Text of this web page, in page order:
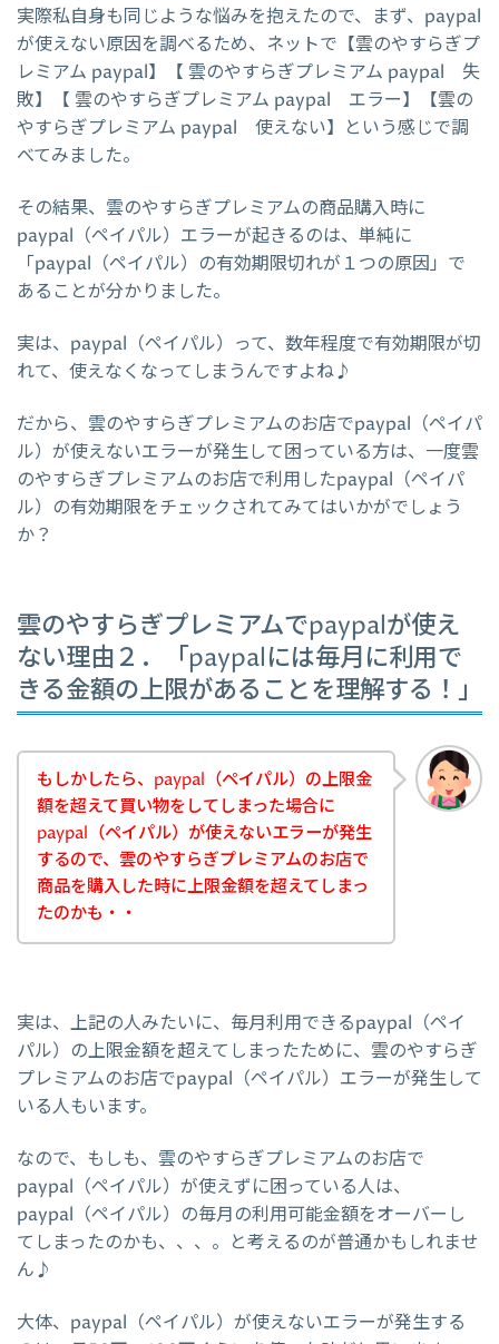
実際私自身も同じような悩みを抱えたので、まず、paypal
が使えない原因を調べるため、ネットで【雲のやすらぎプ
レミアム paypal】【 雲のやすらぎプレミアム paypal 失
敗】【 雲のやすらぎプレミアム paypal エラー】【雲の
やすらぎプレミアム paypal 使えない】という感じで調
べてみました。
その結果、雲のやすらぎプレミアムの商品購入時に
paypal（ペイパル）エラーが起きるのは、単純に
「paypal（ペイパル）の有効期限切れが１つの原因」で
あることが分かりました。
実は、paypal（ペイパル）って、数年程度で有効期限が切
れて、使えなくなってしまうんですよね♪
だから、雲のやすらぎプレミアムのお店でpaypal（ペイパ
ル）が使えないエラーが発生して困っている方は、一度雲
のやすらぎプレミアムのお店で利用したpaypal（ペイパ
ル）の有効期限をチェックされてみてはいかがでしょう
か？
雲のやすらぎプレミアムでpaypalが使え
ない理由２．「paypalには毎月に利用で
きる金額の上限があることを理解する！」
もしかしたら、paypal（ペイパル）の上限金
額を超えて買い物をしてしまった場合に
paypal（ペイパル）が使えないエラーが発生
するので、雲のやすらぎプレミアムのお店で
商品を購入した時に上限金額を超えてしまっ
たのかも・・
実は、上記の人みたいに、毎月利用できるpaypal（ペイ
パル）の上限金額を超えてしまったために、雲のやすらぎ
プレミアムのお店でpaypal（ペイパル）エラーが発生して
いる人もいます。
なので、もしも、雲のやすらぎプレミアムのお店で
paypal（ペイパル）が使えずに困っている人は、
paypal（ペイパル）の毎月の利用可能金額をオーバーし
てしまったのかも、、、。と考えるのが普通かもしれませ
ん♪
大体、paypal（ペイパル）が使えないエラーが発生する